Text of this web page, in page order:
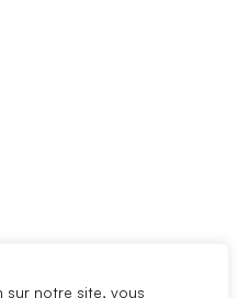
sur notre site, vous